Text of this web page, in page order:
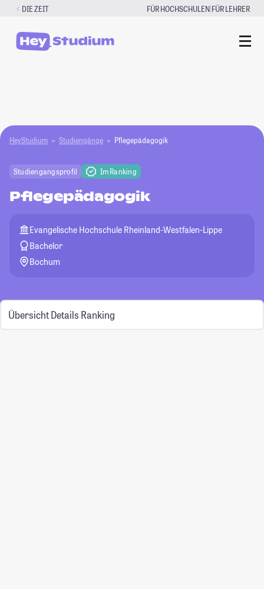
Zum
springen
DIE ZEIT FÜR HOCHSCHULEN|FÜR LEHRER
HeyStudium Studiengänge Pflegepädagogik
Studiengangsprofil Im Ranking
Pflegepädagogik
Evangelische Hochschule Rheinland-Westfalen-Lippe
Bachelor
Bochum
Übersicht Details Ranking